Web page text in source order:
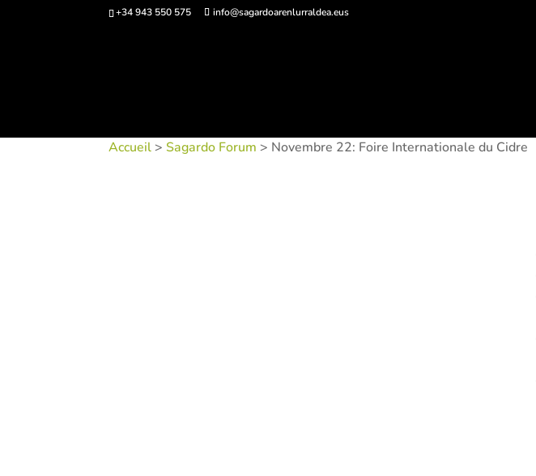
+34 943 550 575 info@sagardoarenlurraldea.eus
Accueil>Sagardo Forum > Novembre 22: Foire Internationale du Cidre